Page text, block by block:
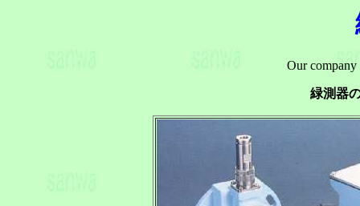
Our company
緑測器